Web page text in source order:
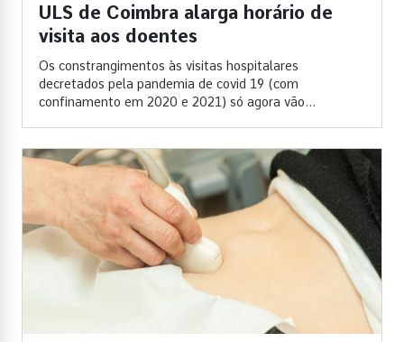
ULS de Coimbra alarga horário de
visita aos doentes
Os constrangimentos às visitas hospitalares
decretados pela pandemia de covid 19 (com
confinamento em 2020 e 2021) só agora vão...